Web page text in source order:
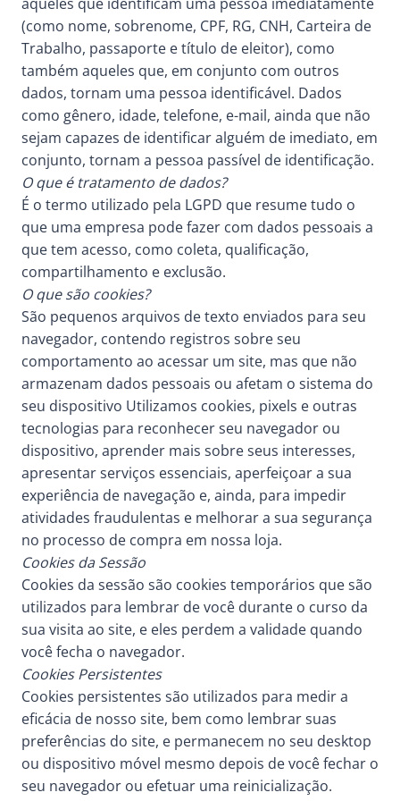
(como nome, sobrenome, CPF, RG, CNH, Carteira de
Trabalho, passaporte e título de eleitor), como
também aqueles que, em conjunto com outros
dados, tornam uma pessoa identificável. Dados
como gênero, idade, telefone, e-mail, ainda que não
sejam capazes de identificar alguém de imediato, em
conjunto, tornam a pessoa passível de identificação.
O que é tratamento de dados?
É o termo utilizado pela LGPD que resume tudo o
que uma empresa pode fazer com dados pessoais a
que tem acesso, como coleta, qualificação,
compartilhamento e exclusão.
O que são cookies?
São pequenos arquivos de texto enviados para seu
navegador, contendo registros sobre seu
comportamento ao acessar um site, mas que não
armazenam dados pessoais ou afetam o sistema do
seu dispositivo Utilizamos cookies, pixels e outras
tecnologias para reconhecer seu navegador ou
dispositivo, aprender mais sobre seus interesses,
apresentar serviços essenciais, aperfeiçoar a sua
experiência de navegação e, ainda, para impedir
atividades fraudulentas e melhorar a sua segurança
no processo de compra em nossa loja.
Cookies da Sessão
Cookies da sessão são cookies temporários que são
utilizados para lembrar de você durante o curso da
sua visita ao site, e eles perdem a validade quando
você fecha o navegador.
Cookies Persistentes
Cookies persistentes são utilizados para medir a
eficácia de nosso site, bem como lembrar suas
preferências do site, e permanecem no seu desktop
ou dispositivo móvel mesmo depois de você fechar o
seu navegador ou efetuar uma reinicialização.